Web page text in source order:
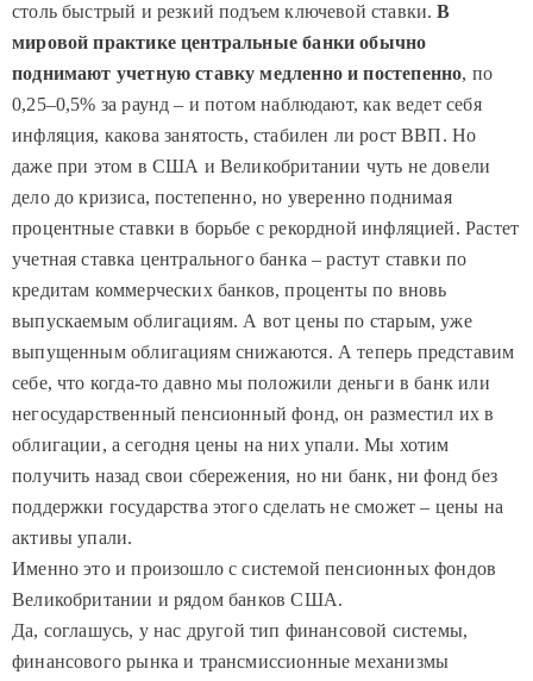
столь быстрый и резкий подъем ключевой ставки.В
мировой практике центральные банки обычно
поднимают учетную ставку медленно и постепенно, по
0,25–0,5% за раунд – и потом наблюдают, как ведет себя
инфляция, какова занятость, стабилен ли рост ВВП. Но
даже при этом в США и Великобритании чуть не довели
дело до кризиса, постепенно, но уверенно поднимая
процентные ставки в борьбе с рекордной инфляцией. Растет
учетная ставка центрального банка – растут ставки по
кредитам коммерческих банков, проценты по вновь
выпускаемым облигациям. А вот цены по старым, уже
выпущенным облигациям снижаются. А теперь представим
себе, что когда-то давно мы положили деньги в банк или
негосударственный пенсионный фонд, он разместил их в
облигации, а сегодня цены на них упали. Мы хотим
получить назад свои сбережения, но ни банк, ни фонд без
поддержки государства этого сделать не сможет – цены на
активы упали.
Именно это и произошло с системой пенсионных фондов
Великобритании и рядом банков США.
Да, соглашусь, у нас другой тип финансовой системы,
финансового рынка и трансмиссионные механизмы